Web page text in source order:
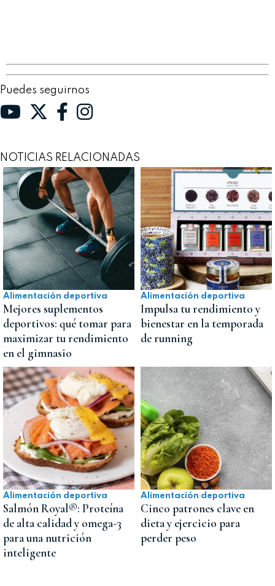
Puedes seguirnos
NOTICIAS RELACIONADAS
Alimentación deportiva
Mejores suplementos
deportivos: qué tomar para
maximizar tu rendimiento
en el gimnasio
Alimentación deportiva
Impulsa tu rendimiento y
bienestar en la temporada
de running
Alimentación deportiva
Salmón Royal®: Proteína
de alta calidad y omega-3
para una nutrición
inteligente
Alimentación deportiva
Cinco patrones clave en
dieta y ejercicio para
perder peso